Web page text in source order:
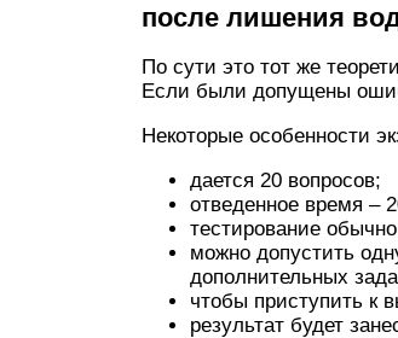
после лишения
По сути это тот же
Если были допущены
Некоторые особенности
дается 20 вопросов;
отведенное время –
тестирование
можно допустить
дополнительных
чтобы приступить к
результат будет